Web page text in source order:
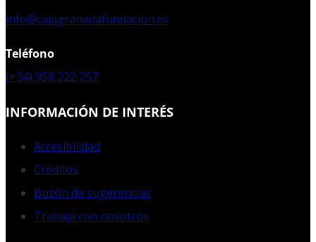
info@cajagranadafundacion.es
Teléfono
(+34) 958 222 257
INFORMACIÓN DE INTERÉS
Accesibilidad
Créditos
Buzón de sugerencias
Trabaja con nosotros